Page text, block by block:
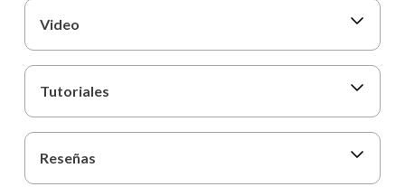
Video
Tutoriales
Reseñas